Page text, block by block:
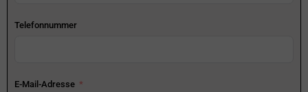
Telefonnummer
E-Mail-Adresse